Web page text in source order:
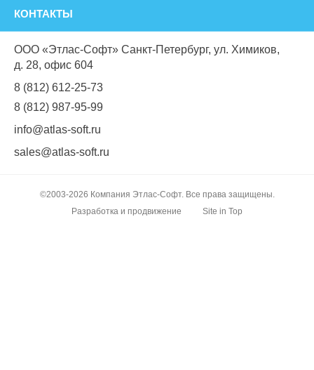
КОНТАКТЫ
ООО «Этлас-Софт» Санкт-Петербург, ул. Химиков,
д. 28, офис 604
8 (812) 612-25-73
8 (812) 987-95-99
info@atlas-soft.ru
sales@atlas-soft.ru
©2003-2026 Компания Этлас-Софт. Все права защищены.
Разработка и продвижение
Site in Top